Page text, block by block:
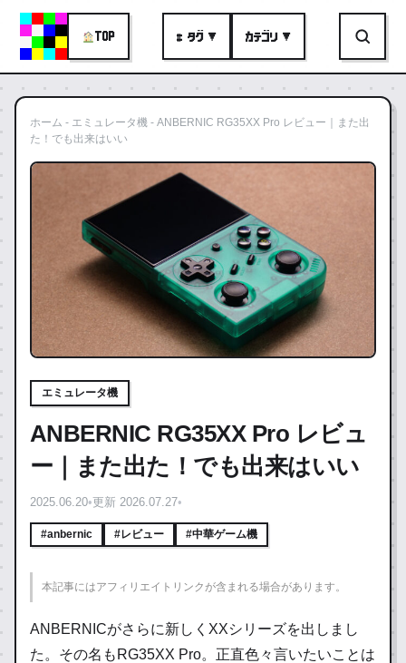
TOP # タグ ▼ カテゴリ ▼
ホーム - エミュレータ機 - ANBERNIC RG35XX Pro レビュー｜また出
た！でも出来はいい
エミュレータ機
ANBERNIC RG35XX Pro レビュ
ー｜また出た！でも出来はいい
2025.06.20•更新 2026.07.27•
#anbernic #レビュー #中華ゲーム機
本記事にはアフィリエイトリンクが含まれる場合があります。
ANBERNICがさらに新しくXXシリーズを出しまし
た。その名もRG35XX Pro。正直色々言いたいことは